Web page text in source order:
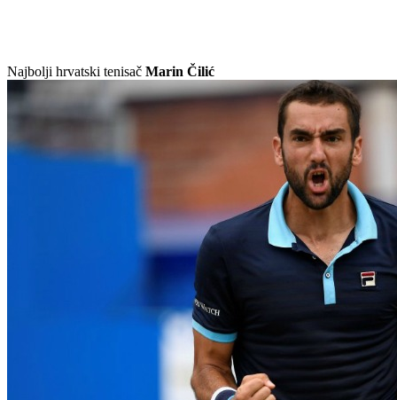
Najbolji hrvatski tenisač Marin Čilić